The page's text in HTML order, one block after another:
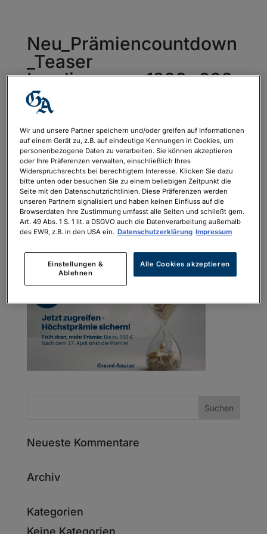
Neu_Prämiencountdown
_Teaser
Landingpage_1200x600_
150€_13.04.-27.04.
Neueste Kommentare
Archiv
Kategorien
Keine Kategorien
Wir und unsere Partner speichern und/oder greifen auf Informationen
auf einem Gerät zu, z.B. auf eindeutige Kennungen in Cookies, um
personenbezogene Daten zu verarbeiten. Sie können akzeptieren
oder Ihre Präferenzen verwalten, einschließlich Ihres
Widerspruchsrechts bei berechtigtem Interesse. Klicken Sie dazu
bitte unten oder besuchen Sie zu einem beliebigen Zeitpunkt die
Seite mit den Datenschutzrichtlinien. Diese Präferenzen werden
unseren Partnern signalisiert und haben keinen Einfluss auf die
Browserdaten Ihre Zustimmung umfasst alle Seiten und schließt gem.
Art. 49 Abs. 1 S. 1 lit. a DSGVO auch die Datenverarbeitung außerhalb
des EWR, z.B. in den USA ein. Datenschutzerklärung Impressum
Einstellungen &
Ablehnen
Alle Cookies akzeptieren